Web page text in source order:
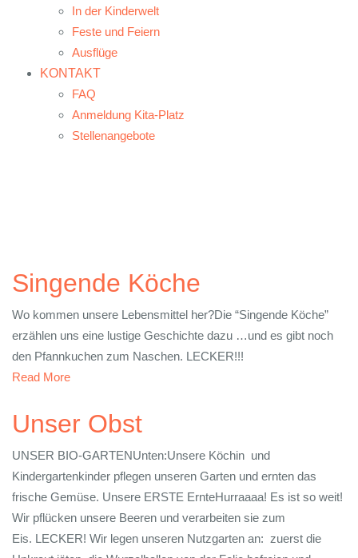
In der Kinderwelt
Feste und Feiern
Ausflüge
KONTAKT
FAQ
Anmeldung Kita-Platz
Stellenangebote
Singende Köche
Wo kommen unsere Lebensmittel her?Die “Singende Köche”
erzählen uns eine lustige Geschichte dazu …und es gibt noch
den Pfannkuchen zum Naschen. LECKER!!!
Read More
Unser Obst
UNSER BIO-GARTENUnten:Unsere Köchin und
Kindergartenkinder pflegen unseren Garten und ernten das
frische Gemüse. Unsere ERSTE ErnteHurraaaa! Es ist so weit!
Wir pflücken unsere Beeren und verarbeiten sie zum
Eis. LECKER! Wir legen unseren Nutzgarten an: zuerst die